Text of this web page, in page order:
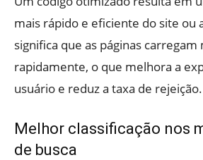
mais rápido e eficiente do site ou
significa que as páginas carregam
rapidamente, o que melhora a
usuário e reduz a taxa de rejeição.
Melhor classificação nos
de busca